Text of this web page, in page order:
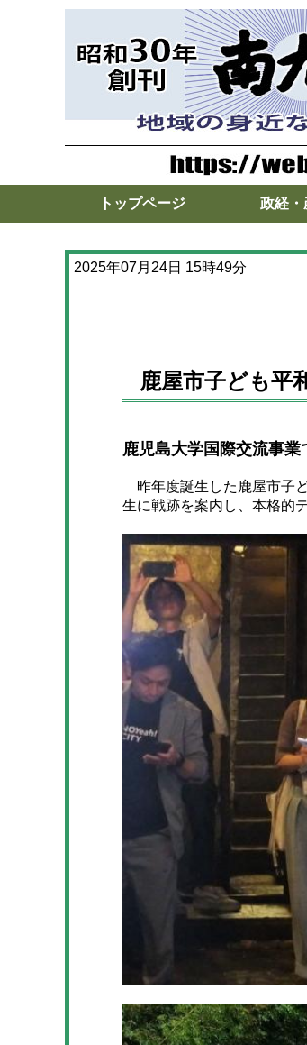
トップページ 政経・
2025年07月24日 15時49分
鹿屋市子ども平
鹿児島大学国際交流事
昨年度誕生した鹿屋市子
生に戦跡を案内し、本格的